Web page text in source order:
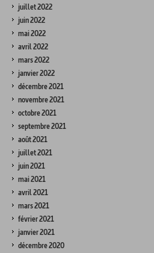
juillet 2022
juin 2022
mai 2022
avril 2022
mars 2022
janvier 2022
décembre 2021
novembre 2021
octobre 2021
septembre 2021
août 2021
juillet 2021
juin 2021
mai 2021
avril 2021
mars 2021
février 2021
janvier 2021
décembre 2020